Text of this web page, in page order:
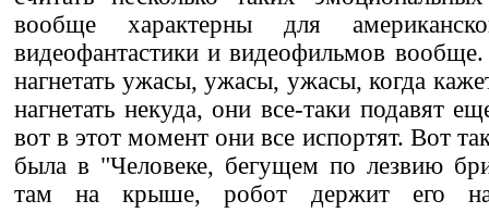
вообще характерны для
видеофантастики и видеофильмов
нагнетать ужасы, ужасы, ужасы, когда
нагнетать некуда, они все-таки подавят
вот в этот момент они все испортят. Вот
была в "Человеке, бегущем по лезвию
там на крыше, робот держит его